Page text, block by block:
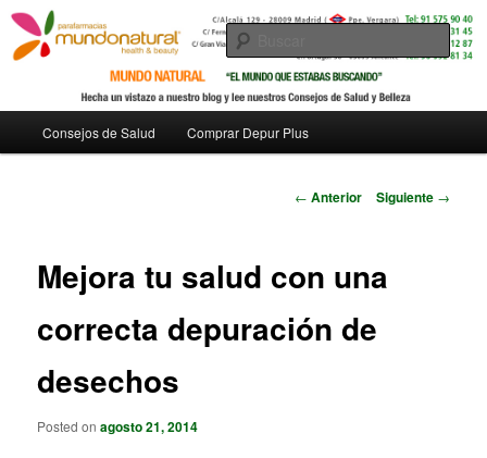
principal
Ir
principal
Consejos de Salud Comprar Depur Plus
Navegador
← Anterior Siguiente →
Mejora tu salud con una
correcta depuración de
desechos
Posted onagosto 21, 2014